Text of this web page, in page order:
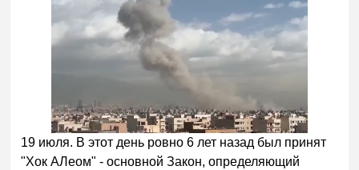
19 июля. В этот день ровно 6 лет назад был принят
"Хок АЛеом" - основной Закон, определяющий